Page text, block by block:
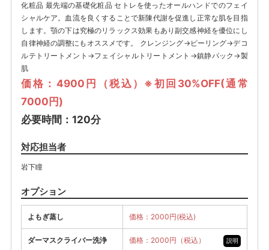
化粧品 最先端の基礎化粧品 セトレを使ったオールハンドでのフェイ
シャルケア。血流を良くすることで新陳代謝を促進し正常な肌を目指
します。顎の下は究極のリラックス効果もあり副交感神経を優位にし
自律神経の調整にもオススメです。 クレンジング→ピーリング→デコ
ルテトリートメント→フェイシャルトリートメント→鎮静パック→製
肌
価格：4900円（税込）※初回30%OFF(通常
7000円)
必要時間：120分
対応担当者
岩下瞳
オプション
よもぎ蒸し 価格：2000円(税込)
ダーマスクライバー洗浄 説明
価格：2000円（税込）